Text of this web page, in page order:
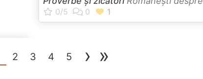
(current)
2 3 4 5 › »